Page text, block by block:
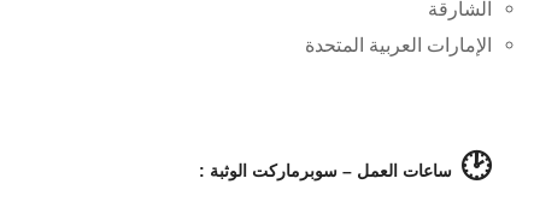
الشارقة
الإمارات العربية المتحدة
🕑 ساعات العمل – سوبرماركت الوثبة :